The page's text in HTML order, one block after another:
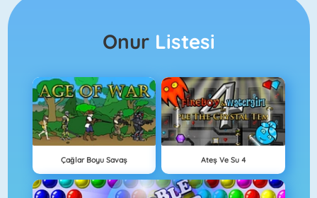
Onur Listesi
Çağlar Boyu Savaş Ateş Ve Su 4